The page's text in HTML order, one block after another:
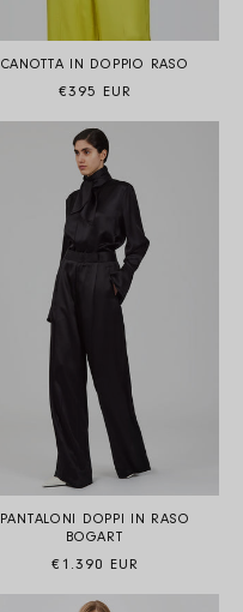
CANOTTA IN DOPPIO RASO
Prezzo di listino
€395 EUR
PANTALONI DOPPI IN RASO
BOGART
Prezzo di listino
€1.390 EUR